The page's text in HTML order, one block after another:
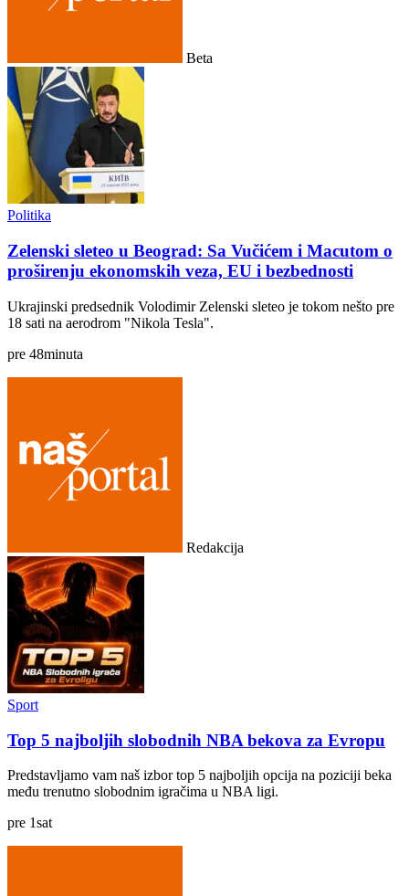
Beta
Politika
Zelenski sleteo u Beograd: Sa Vučićem i Macutom o
proširenju ekonomskih veza, EU i bezbednosti
Ukrajinski predsednik Volodimir Zelenski sleteo je tokom nešto pre
18 sati na aerodrom "Nikola Tesla".
pre 48minuta
Redakcija
Sport
Top 5 najboljih slobodnih NBA bekova za Evropu
Predstavljamo vam naš izbor top 5 najboljih opcija na poziciji beka
među trenutno slobodnim igračima u NBA ligi.
pre 1sat